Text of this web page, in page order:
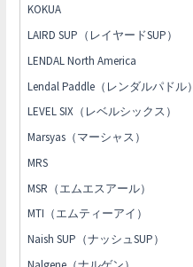
KOKUA
LAIRD SUP（レイヤードSUP）
LENDAL North America
Lendal Paddle（レンダルパドル）
LEVEL SIX（レベルシックス）
Marsyas（マーシャス）
MRS
MSR（エムエスアール）
MTI（エムティーアイ）
Naish SUP（ナッシュSUP）